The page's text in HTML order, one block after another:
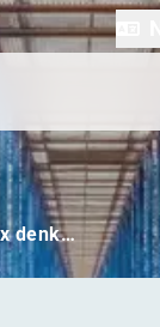
denk…